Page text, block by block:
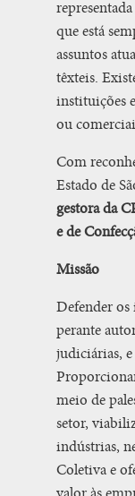
que está
assuntos
têxteis.
instituições
ou
Com
Estado de
gestora da
e de
Missão
Defender os
perante
judiciárias, e
meio de
setor,
indústrias,
Coletiva e